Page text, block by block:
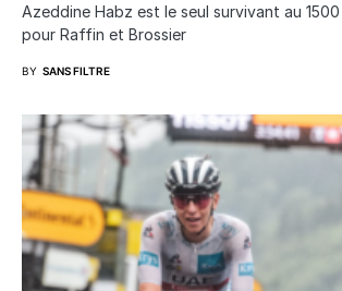
Azeddine Habz est le seul survivant au 1500
pour Raffin et Brossier
BY SANS FILTRE